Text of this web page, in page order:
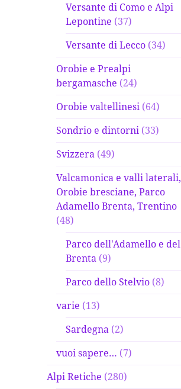
Versante di Como e Alpi
Lepontine (37)
Versante di Lecco (34)
Orobie e Prealpi
bergamasche (24)
Orobie valtellinesi (64)
Sondrio e dintorni (33)
Svizzera (49)
Valcamonica e valli laterali,
Orobie bresciane, Parco
Adamello Brenta, Trentino
(48)
Parco dell'Adamello e del
Brenta (9)
Parco dello Stelvio (8)
varie (13)
Sardegna (2)
vuoi sapere… (7)
Alpi Retiche (280)